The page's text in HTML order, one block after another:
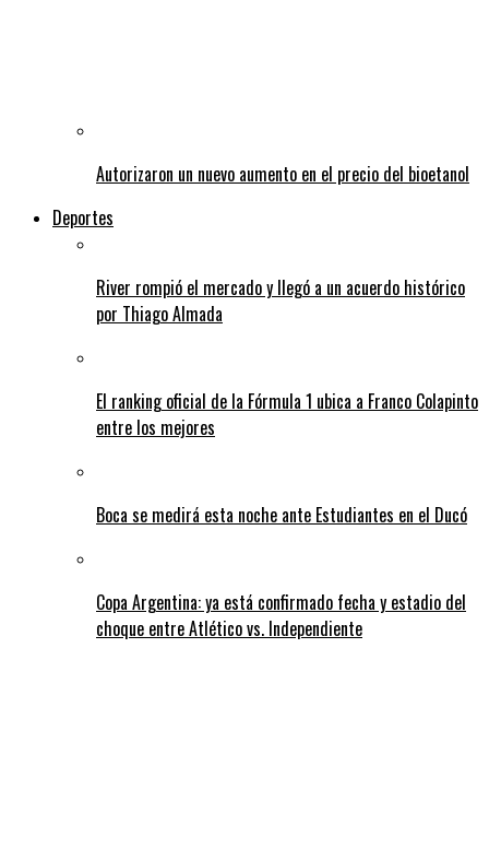
Autorizaron un nuevo aumento en el precio del bioetanol
Deportes
River rompió el mercado y llegó a un acuerdo histórico
por Thiago Almada
El ranking oficial de la Fórmula 1 ubica a Franco Colapinto
entre los mejores
Boca se medirá esta noche ante Estudiantes en el Ducó
Copa Argentina: ya está confirmado fecha y estadio del
choque entre Atlético vs. Independiente